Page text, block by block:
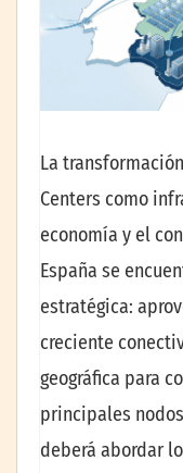
La
Centers como
economía y el
España se
estratégica:
creciente
geográfica para
principales
deberá abordar